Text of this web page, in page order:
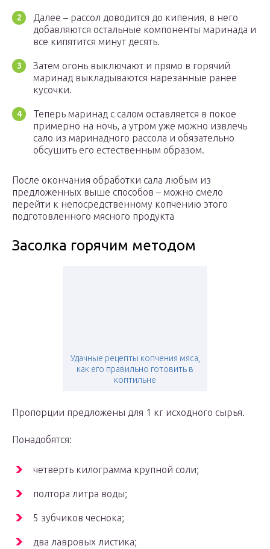
Далее – рассол доводится до кипения, в него
добавляются остальные компоненты маринада и
все кипятится минут десять.
Затем огонь выключают и прямо в горячий
маринад выкладываются нарезанные ранее
кусочки.
Теперь маринад с салом оставляется в покое
примерно на ночь, а утром уже можно извлечь
сало из маринадного рассола и обязательно
обсушить его естественным образом.
После окончания обработки сала любым из
предложенных выше способов – можно смело
перейти к непосредственному копчению этого
подготовленного мясного продукта
Засолка горячим методом
Удачные рецепты копчения мяса,
как его правильно готовить в
коптильне
Пропорции предложены для 1 кг исходного сырья.
Понадобятся:
четверть килограмма крупной соли;
полтора литра воды;
5 зубчиков чеснока;
два лавровых листика;